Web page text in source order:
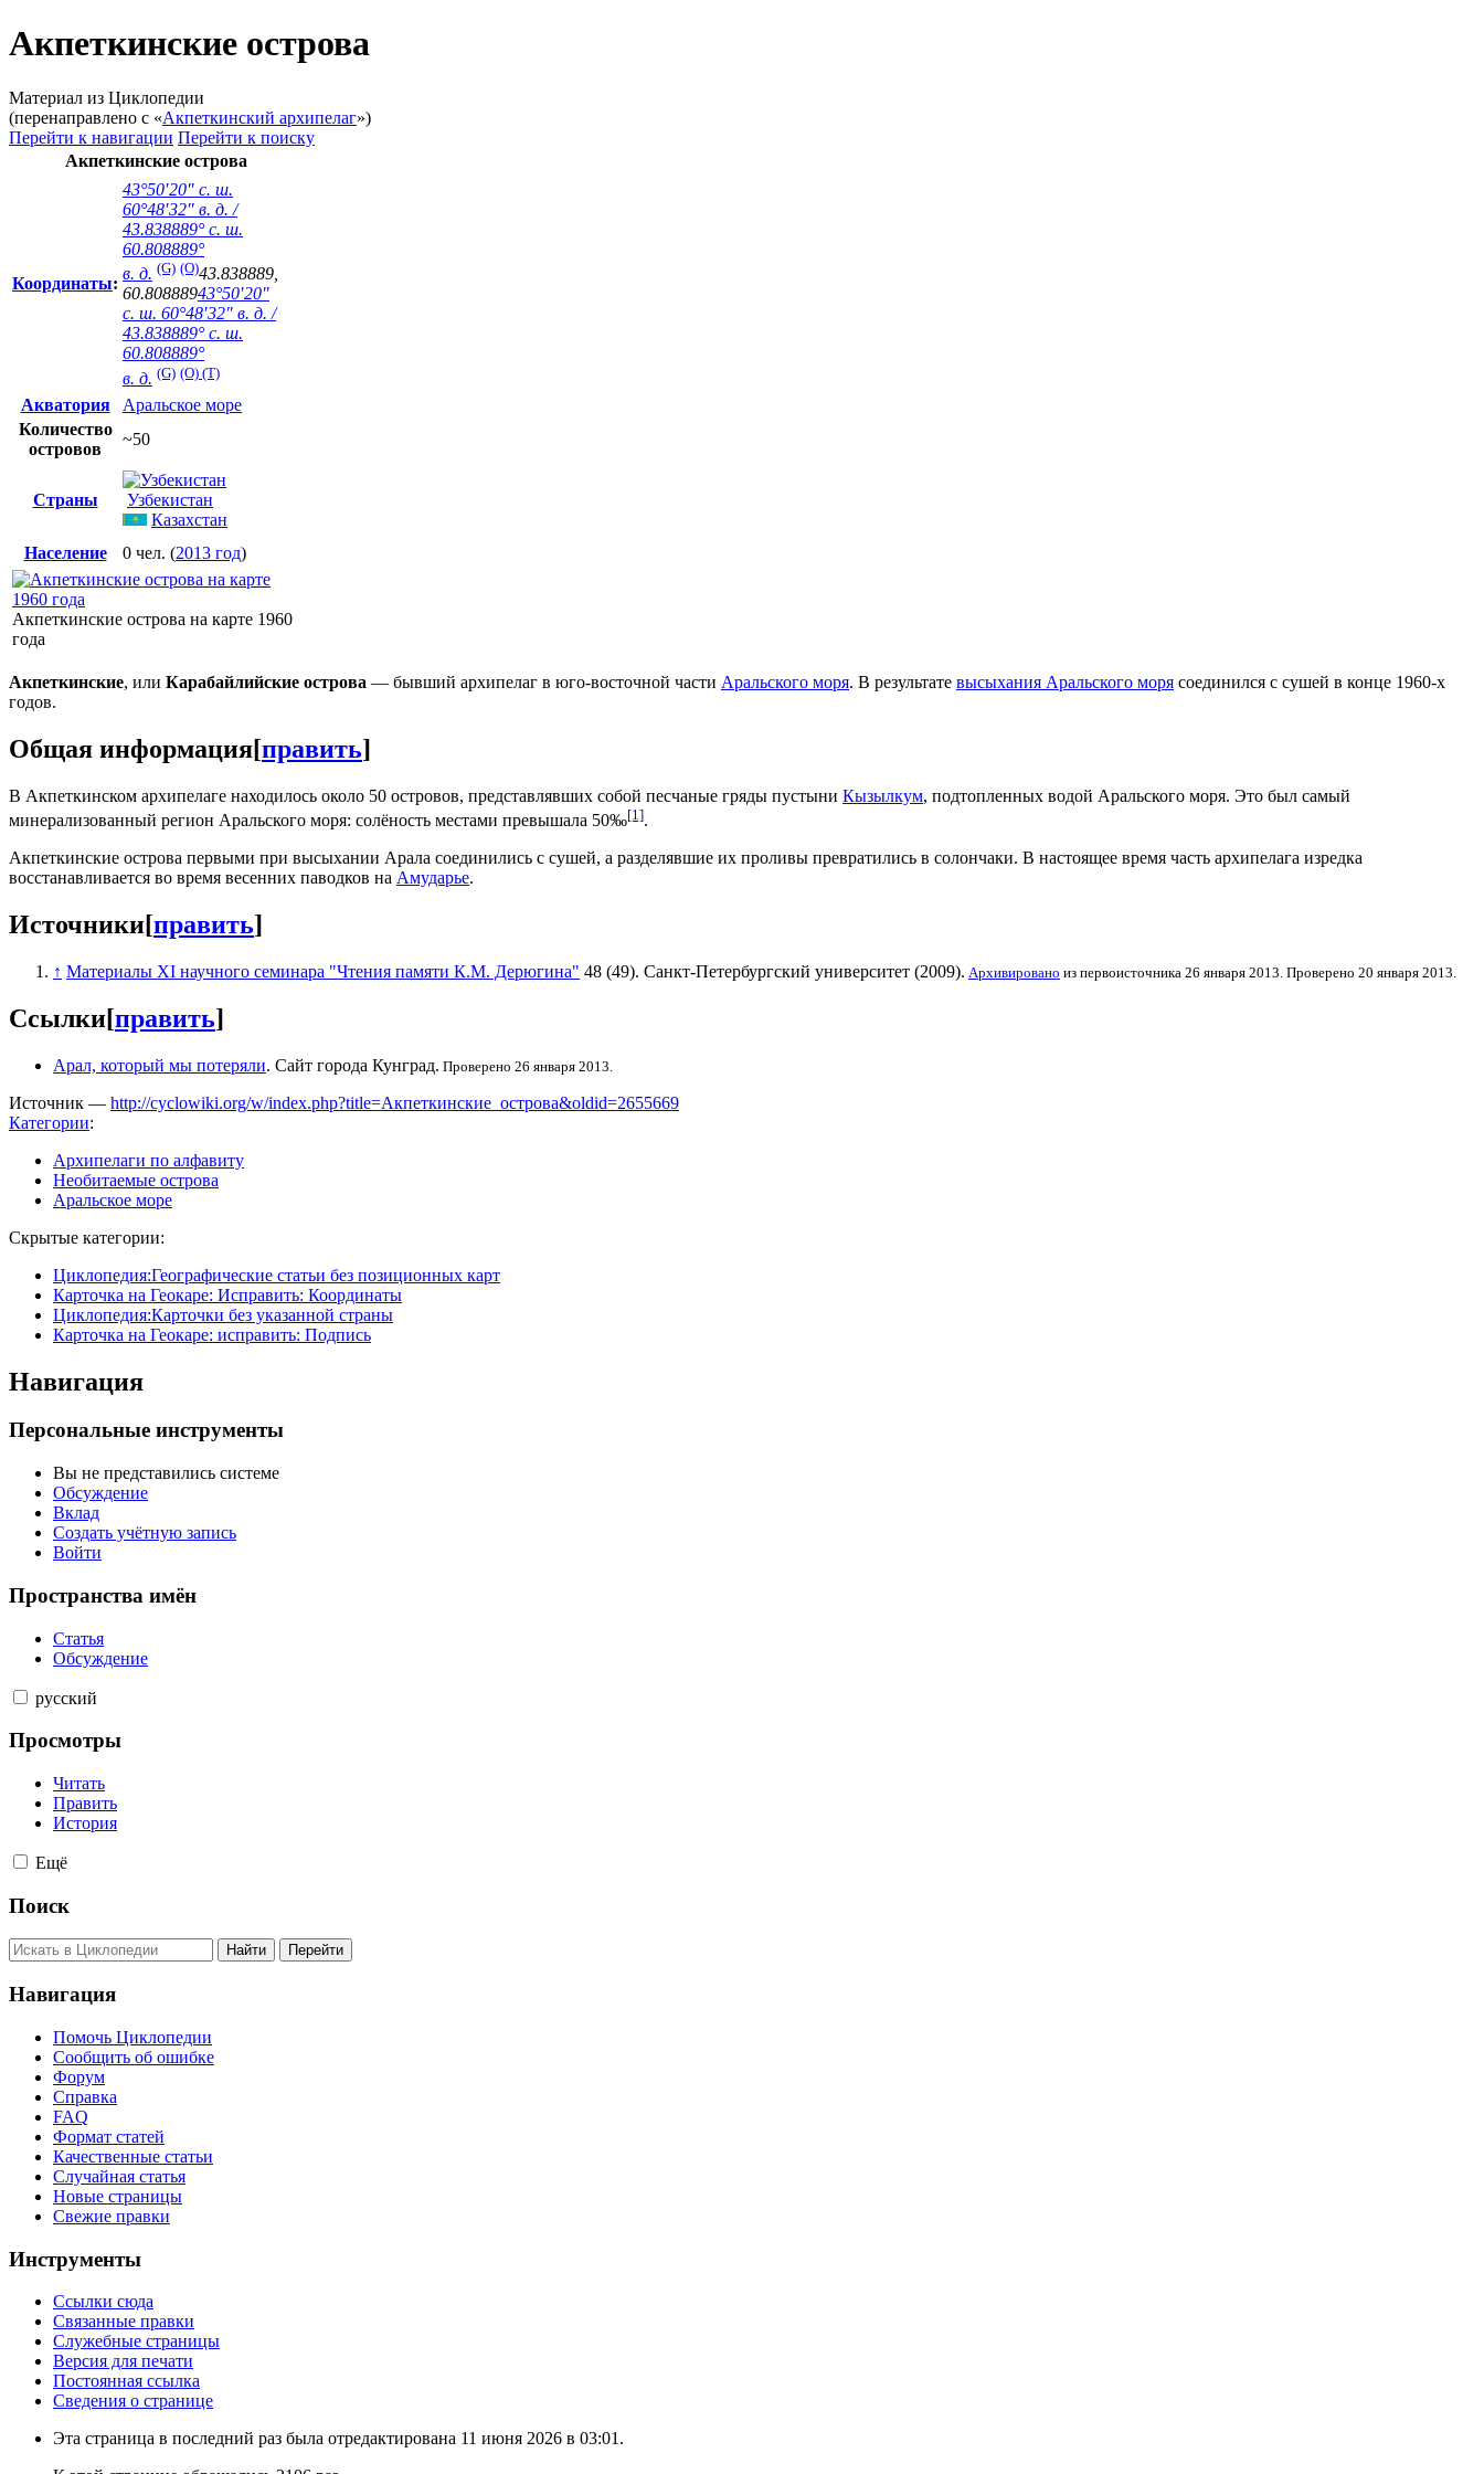
Акпеткинские острова
Материал из Циклопедии
(перенаправлено с «Акпеткинский архипелаг»)
Перейти к навигации Перейти к поиску
Акпеткинские острова
Координаты:
43°50′20″ с. ш.
60°48′32″ в. д. /
43.838889° с. ш.
60.808889°
в. д. (G) (O)43.838889
60.80888943°50′20″
с. ш. 60°48′32″ в. д. /
43.838889° с. ш.
60.808889°
в. д. (G) (O) (T)
Акватория
Аральское море
Количество
островов
~50
Страны
Узбекистан
Казахстан
Население
0 чел. (2013 год)
Акпеткинские острова на карте 1960
года
Акпеткинские, или Карабайлийские острова — бывший архипелаг в юго-восточной части Аральского моря. В результате высыхания Аральского моря соединился с сушей в конце 1960-х
годов.
Общая информация[править]
В Акпеткинском архипелаге находилось около 50 островов, представлявших собой песчаные гряды пустыни Кызылкум, подтопленных водой Аральского моря. Это был самый
минерализованный регион Аральского моря: солёность местами превышала 50‰[1].
Акпеткинские острова первыми при высыхании Арала соединились с сушей, а разделявшие их проливы превратились в солончаки. В настоящее время часть архипелага изредка
восстанавливается во время весенних паводков на Амударье.
Источники[править]
↑ Материалы XI научного семинара "Чтения памяти К.М. Дерюгина" 48 (49). Санкт-Петербургский университет (2009). Архивировано из первоисточника 26 января 2013. Проверено 20 января 2013.
Ссылки[править]
Арал, который мы потеряли. Сайт города Кунград. Проверено 26 января 2013.
Источник — http://cyclowiki.org/w/index.php?title=Акпеткинские_острова&oldid=2655669
Категории:
Архипелаги по алфавиту
Необитаемые острова
Аральское море
Скрытые категории:
Циклопедия:Географические статьи без позиционных карт
Карточка на Геокаре: Исправить: Координаты
Циклопедия:Карточки без указанной страны
Карточка на Геокаре: исправить: Подпись
Навигация
Персональные инструменты
Вы не представились системе
Обсуждение
Вклад
Создать учётную запись
Войти
Пространства имён
Статья
Обсуждение
русский
Просмотры
Читать
Править
История
Ещё
Поиск
Навигация
Помочь Циклопедии
Сообщить об ошибке
Форум
Справка
FAQ
Формат статей
Качественные статьи
Случайная статья
Новые страницы
Свежие правки
Инструменты
Ссылки сюда
Связанные правки
Служебные страницы
Версия для печати
Постоянная ссылка
Сведения о странице
Эта страница в последний раз была отредактирована 11 июня 2026 в 03:01.